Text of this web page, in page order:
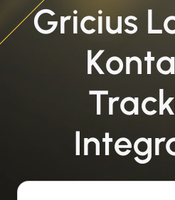
Gricius